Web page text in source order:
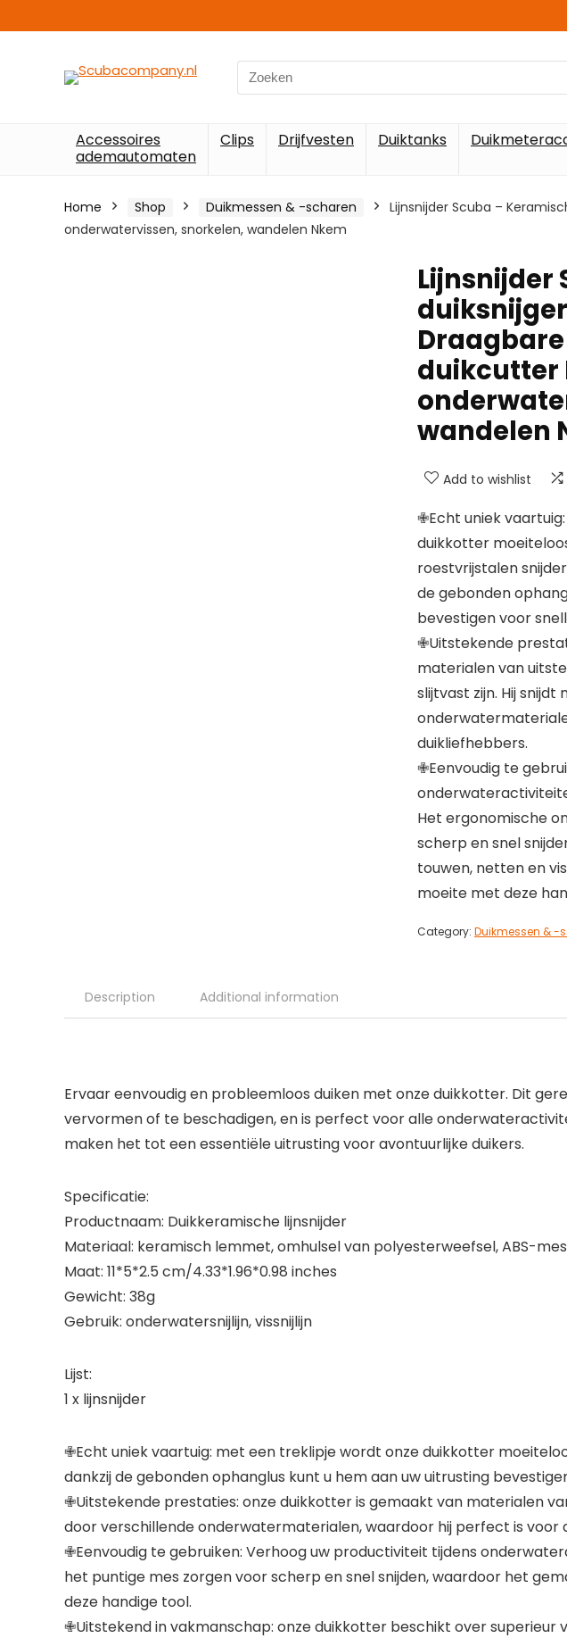
Search
for:
Accessoires
ademautomaten
Clips Drijfvesten Duiktanks
Home Shop Duikmessen & -scharen
Lijnsnijder Scuba –
onderwatervissen, snorkelen, wandelen Nkem
Lijnsnijder
duikcutter
wandelen
Add to wishlist
✙Echt uniek
duikkotter
roestvrijstalen
de gebonden
bevestigen voor
✙Uitstekende
materialen van
slijtvast zijn. Hij
duikliefhebbers.
✙Eenvoudig te
Het ergonomische
scherp en snel
touwen, netten en
moeite met deze
Category: Duikmessen & -
Description Additional information
Ervaar eenvoudig en probleemloos duiken met onze duikkotter. Dit
vervormen of te beschadigen, en is perfect voor alle
maken het tot een essentiële uitrusting voor avontuurlijke duikers.
Specificatie:
Productnaam: Duikkeramische lijnsnijder
Materiaal: keramisch lemmet, omhulsel van polyesterweefsel, ABS-
Maat: 11*5*2.5 cm/4.33*1.96*0.98 inches
Gewicht: 38g
Gebruik: onderwatersnijlijn, vissnijlijn
Lijst:
1 x lijnsnijder
✙Echt uniek vaartuig: met een treklipje wordt onze duikkotter
dankzij de gebonden ophanglus kunt u hem aan uw uitrusting
✙Uitstekende prestaties: onze duikkotter is gemaakt van materialen
door verschillende onderwatermaterialen, waardoor hij perfect is voor
✙Eenvoudig te gebruiken: Verhoog uw productiviteit tijdens
het puntige mes zorgen voor scherp en snel snijden, waardoor het
deze handige tool.
✙Uitstekend in vakmanschap: onze duikkotter beschikt over